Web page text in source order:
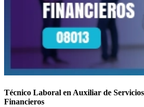
Técnico Laboral en Auxiliar de
Financieros